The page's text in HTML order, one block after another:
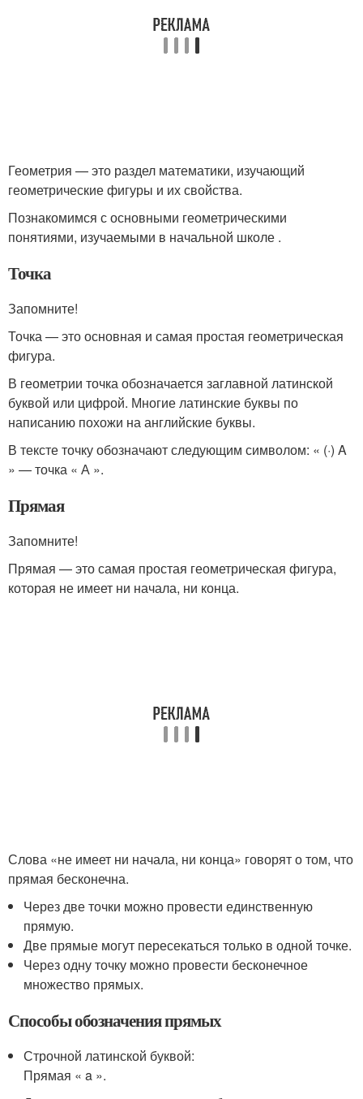
Геометрия — это раздел математики, изучающий
геометрические фигуры и их свойства.
Познакомимся с основными геометрическими
понятиями, изучаемыми в начальной школе .
Точка
Запомните!
Точка — это основная и самая простая геометрическая
фигура.
В геометрии точка обозначается заглавной латинской
буквой или цифрой. Многие латинские буквы по
написанию похожи на английские буквы.
В тексте точку обозначают следующим символом: « (·) A
» — точка « А ».
Прямая
Запомните!
Прямая — это самая простая геометрическая фигура,
которая не имеет ни начала, ни конца.
Слова «не имеет ни начала, ни конца» говорят о том, что
прямая бесконечна.
Через две точки можно провести единственную
прямую.
Две прямые могут пересекаться только в одной точке.
Через одну точку можно провести бесконечное
множество прямых.
Способы обозначения прямых
Строчной латинской буквой:
Прямая « a ».